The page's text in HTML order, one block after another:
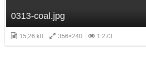
0313-coal.jpg
15,26 kB 356×240 1.273